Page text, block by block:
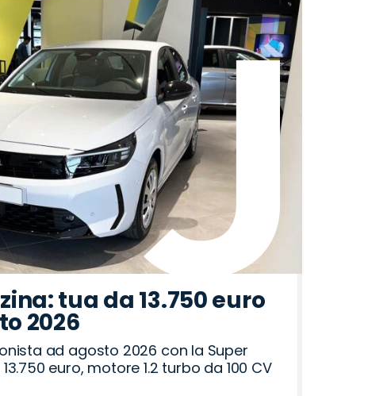
tua da 13.750 euro
2026
ad agosto 2026 con la Super
euro, motore 1.2 turbo da 100 CV